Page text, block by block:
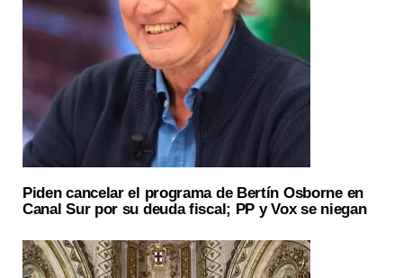
Piden cancelar el programa de Bertín Osborne en
Canal Sur por su deuda fiscal; PP y Vox se niegan